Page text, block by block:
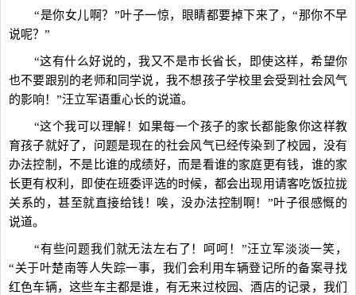
“是你女儿啊？”叶子一惊，眼睛都要掉下来了，“那你不早
说呢？”
“这有什么好说的，我又不是市长省长，即使这样，希望你
也不要跟别的老师和同学说，我不想孩子学校里会受到社会风气
的影响！”汪立军语重心长的说道。
“这个我可以理解！如果每一个孩子的家长都能象你这样教
育孩子就好了，问题是现在的社会风气已经传染到了校园，没有
办法控制，不是比谁的成绩好，而是看谁的家庭更有钱，谁的家
长更有权利，即使在班委评选的时候，都会出现用请客吃饭拉拢
关系的，甚至就直接给钱！唉，没办法控制啊！”叶子很感慨的
说道。
“有些问题我们就无法左右了！呵呵！”汪立军淡淡一笑，
“关于叶楚南等人失踪一事，我们会利用车辆登记所的备案寻找
红色车辆，这些车主都是谁，有无来过校园、酒店的记录，我们